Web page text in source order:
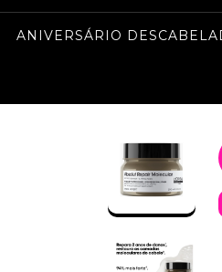
ANIVERSÁRIO